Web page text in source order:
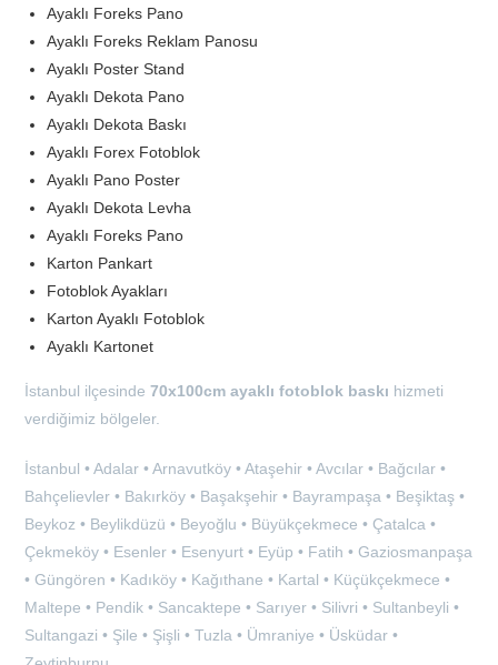
Ayaklı Foreks Pano
Ayaklı Foreks Reklam Panosu
Ayaklı Poster Stand
Ayaklı Dekota Pano
Ayaklı Dekota Baskı
Ayaklı Forex Fotoblok
Ayaklı Pano Poster
Ayaklı Dekota Levha
Ayaklı Foreks Pano
Karton Pankart
Fotoblok Ayakları
Karton Ayaklı Fotoblok
Ayaklı Kartonet
İstanbul ilçesinde70x100cm ayaklı fotoblok baskı hizmeti
verdiğimiz bölgeler.
İstanbul • Adalar • Arnavutköy • Ataşehir • Avcılar • Bağcılar •
Bahçelievler • Bakırköy • Başakşehir • Bayrampaşa • Beşiktaş •
Beykoz • Beylikdüzü • Beyoğlu • Büyükçekmece • Çatalca •
Çekmeköy • Esenler • Esenyurt • Eyüp • Fatih • Gaziosmanpaşa
• Güngören • Kadıköy • Kağıthane • Kartal • Küçükçekmece •
Maltepe • Pendik • Sancaktepe • Sarıyer • Silivri • Sultanbeyli •
Sultangazi • Şile • Şişli • Tuzla • Ümraniye • Üsküdar •